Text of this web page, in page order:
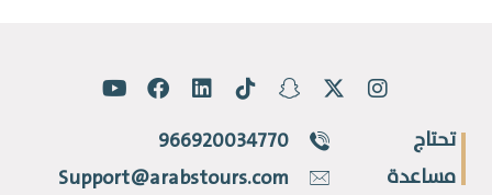
تحتاج
مساعدة
966920034770
Support@arabstours.com